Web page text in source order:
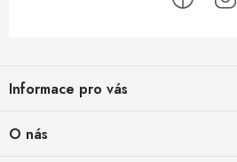
p
a
Informace pro vás
Obchodní podmínky
O nás